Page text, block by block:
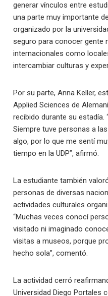
generar vínculos entre
una parte muy importante
organizado por la
seguro para conocer gente
internacionales como
intercambiar culturas y
Por su parte, Anna Keller,
Applied Sciences de
recibido durante su estadía.
Siempre tuve personas a
algo, por lo que me sentí
tiempo en la UDP”, afirmó.
La estudiante también
personas de diversas
actividades culturales
“Muchas veces conocí
visitado ni imaginado
visitas a museos, porque
hecho sola”, comentó.
La actividad cerró
Universidad Diego Portales